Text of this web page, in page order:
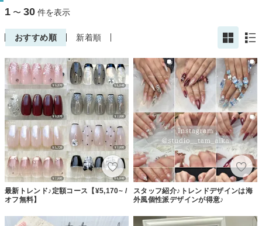
1 〜 30 件を表示
おすすめ順 新着順
最新トレンド♪定額コース【¥5,170~ /
オフ無料】
スタッフ紹介♪トレンドデザインは海
外風個性派デザインが得意♪